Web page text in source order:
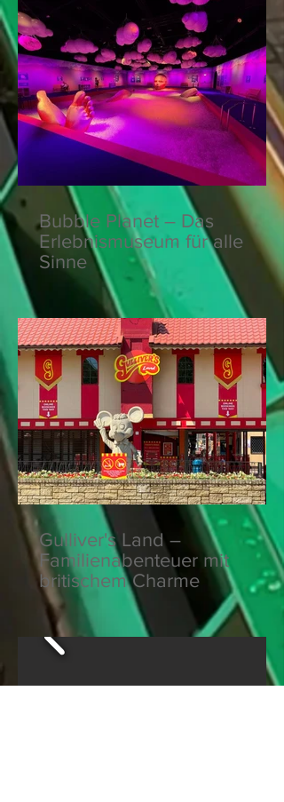
Bubble Planet – Das
Erlebnismuseum für alle
Sinne
Gulliver's Land –
Familienabenteuer mit
britischem Charme